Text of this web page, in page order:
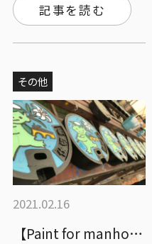
記事を読む
その他
2021.02.16
【Paint for manhole c…